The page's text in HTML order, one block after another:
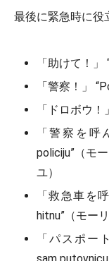
最後に緊急時に役
「助けて！」
「警察！」
「ドロボウ！
「警察を呼
policiju”（モ
ユ）
「救急車を
hitnu”（モー
「パスポー